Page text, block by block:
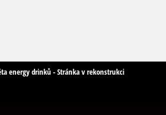
energy drinků - Stránka v rekonstrukci